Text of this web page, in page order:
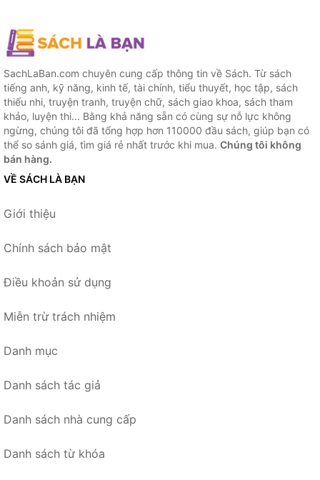
SachLaBan.com chuyên cung cấp thông tin về Sách. Từ sách
tiếng anh, kỹ năng, kinh tế, tài chính, tiểu thuyết, học tập, sách
thiếu nhi, truyện tranh, truyện chữ, sách giao khoa, sách tham
khảo, luyện thi... Bằng khả năng sẵn có cùng sự nỗ lực không
ngừng, chúng tôi đã tổng hợp hơn 110000 đầu sách, giúp bạn có
thể so sánh giá, tìm giá rẻ nhất trước khi mua. Chúng tôi không
bán hàng.
VỀ SÁCH LÀ BẠN
Giới thiệu
Chính sách bảo mật
Điều khoản sử dụng
Miễn trừ trách nhiệm
Danh mục
Danh sách tác giả
Danh sách nhà cung cấp
Danh sách từ khóa